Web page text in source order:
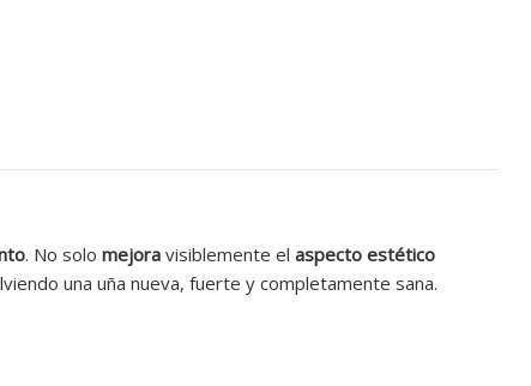
. No solo mejora visiblemente el aspecto estético
una uña nueva, fuerte y completamente sana.